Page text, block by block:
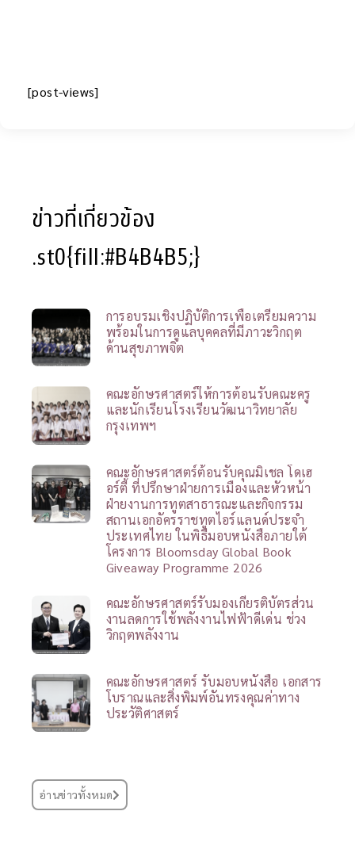
[post-views]
ข่าวที่เกี่ยวข้อง
.st0{fill:#B4B4B5;}
การอบรมเชิงปฏิบัติการเพื่อเตรียมความ
พร้อมในการดูแลบุคคลที่มีภาวะวิกฤต
ด้านสุขภาพจิต
คณะอักษรศาสตร์ให้การต้อนรับคณะครู
และนักเรียนโรงเรียนวัฒนาวิทยาลัย
คณะอักษรศาสตร์ต้อนรับคุณมิเชล โดเฮ
อร์ตี้ ที่ปรึกษาฝ่ายการเมืองและหัวหน้า
สถานเอกอัครราชทูตไอร์แลนด์ประจำ
ประเทศไทย ในพิธีมอบหนังสือภายใต้
โครงการ Bloomsday Global Book
งานลดการใช้พลังงานไฟฟ้าดีเด่น ช่วง
วิกฤตพลังงาน